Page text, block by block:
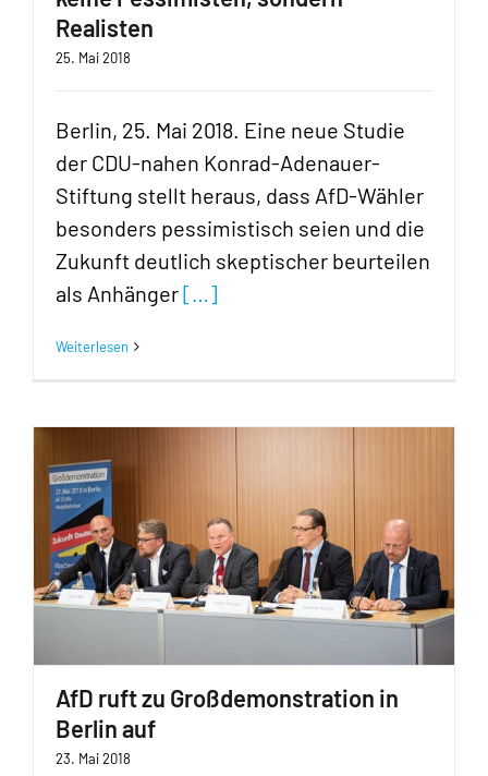
Realisten
25. Mai 2018
Berlin, 25. Mai 2018. Eine neue Studie
der CDU-nahen Konrad-Adenauer-
Stiftung stellt heraus, dass AfD-Wähler
besonders pessimistisch seien und die
Zukunft deutlich skeptischer beurteilen
als Anhänger[…]
Weiterlesen
AfD ruft zu Großdemonstration in
Berlin auf
23. Mai 2018